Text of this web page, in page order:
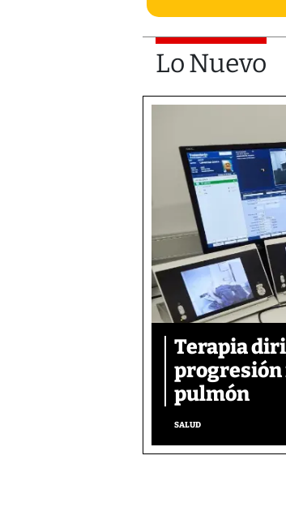
Lo Nuevo
Terapia
progresión
pulmón
SALUD